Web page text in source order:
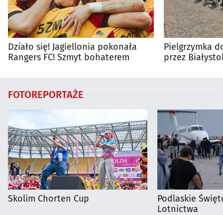
Działo się! Jagiellonia pokonała
Rangers FC! Szmyt bohaterem
Pielgrzymka
przez
FOTOREPORTAŻE
Skolim Chorten Cup
Podlaskie
Lotnictwa